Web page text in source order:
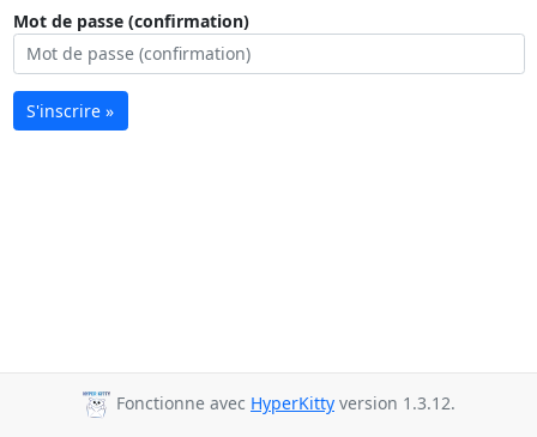
Mot de passe (confirmation)
S'inscrire »
Fonctionne avec HyperKitty version 1.3.12.